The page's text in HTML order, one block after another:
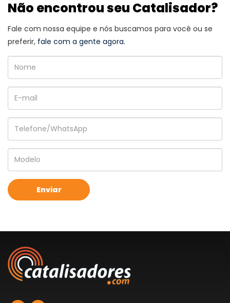
Não encontrou seu Catalisador?
Fale com nossa equipe e nós buscamos para você ou se
preferir, fale com a gente agora.